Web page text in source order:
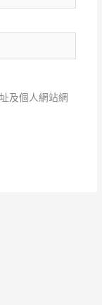
及個人網站網